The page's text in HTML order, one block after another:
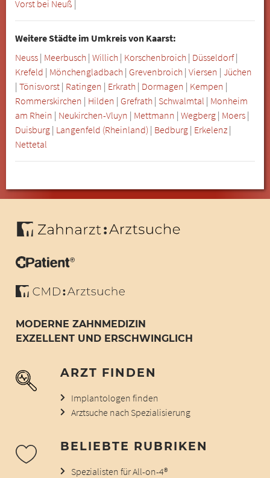
Vorst bei Neuß |
Weitere Städte im Umkreis von Kaarst:
Neuss | Meerbusch | Willich | Korschenbroich | Düsseldorf|
Krefeld | Mönchengladbach | Grevenbroich | Viersen | Jüchen
| Tönisvorst | Ratingen | Erkrath | Dormagen | Kempen |
Rommerskirchen | Hilden | Grefrath | Schwalmtal | Monheim
am Rhein | Neukirchen-Vluyn | Mettmann | Wegberg | Moers |
Duisburg | Langenfeld (Rheinland) | Bedburg | Erkelenz |
Nettetal
MODERNE ZAHNMEDIZIN
EXZELLENT UND ERSCHWINGLICH
ARZT FINDEN
Implantologen finden
Arztsuche nach Spezialisierung
BELIEBTE RUBRIKEN
Spezialisten für All-on-4®